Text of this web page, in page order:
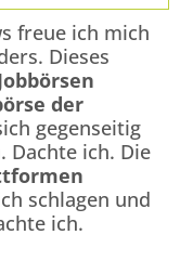
freue ich mich
Dieses
der
gegenseitig
Dachte ich. Die
schlagen und
ich.